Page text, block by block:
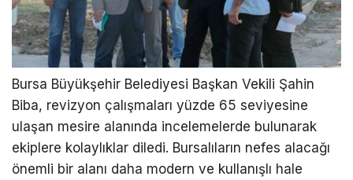
Bursa Büyükşehir Belediyesi Başkan Vekili Şahin
Biba, revizyon çalışmaları yüzde 65 seviyesine
ulaşan mesire alanında incelemelerde bulunarak
ekiplere kolaylıklar diledi. Bursalıların nefes alacağı
önemli bir alanı daha modern ve kullanışlı hale